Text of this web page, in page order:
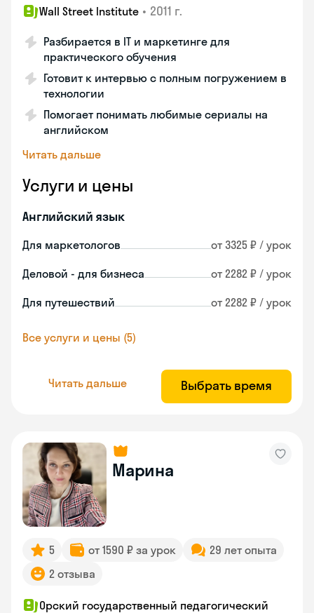
Wall Street Institute • 2011 г.
Разбирается в IT и маркетинге для
практического обучения
Готовит к интервью с полным погружением в
технологии
Помогает понимать любимые сериалы на
английском
Читать дальше
Услуги и цены
Английский язык
Для маркетологов от 3325 ₽ / урок
Деловой - для бизнеса от 2282 ₽ / урок
Для путешествий от 2282 ₽ / урок
Все услуги и цены (5)
Читать дальше Выбрать время
Марина
5 от 1590 ₽ за урок
29 лет опыта
2 отзыва
Орский государственный педагогический